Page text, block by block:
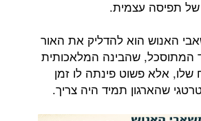
תפיסה עצמית.
האנוש הוא להדליק את האור
המתוסכל, שהבינה המלאכותית
אלא פשוט פינתה לו זמן
שהארגון תמיד היה צריך.